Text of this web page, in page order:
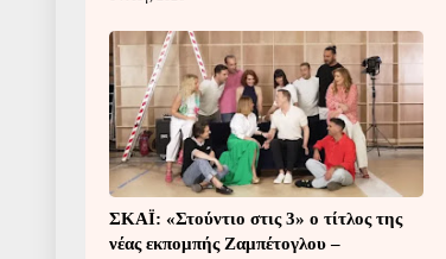
ΣΚΑΪ: «Στούντιο στις 3» ο τίτλος της
νέας εκπομπής Ζαμπέτογλου –